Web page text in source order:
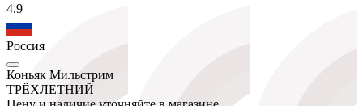
4.9
Россия
Коньяк Мильстрим
ТРЁХЛЕТНИЙ